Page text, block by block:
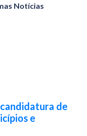
Notícias
de
e